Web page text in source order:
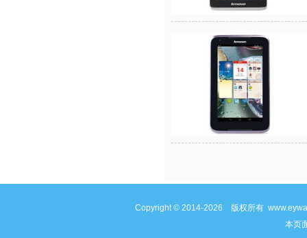
Copyright © 2014-2026 版权所有
本页